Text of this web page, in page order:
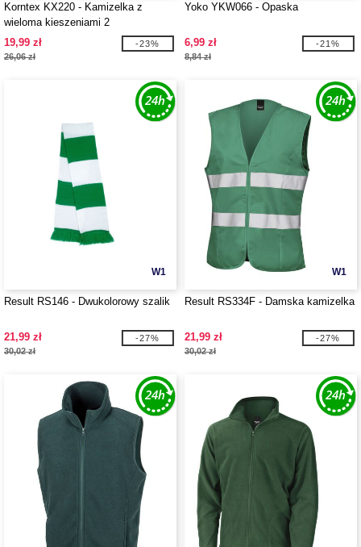
Korntex KX220 - Kamizelka z
wieloma kieszeniami 2
19,99 zł
26,06 zł
-23%
Yoko YKW066 - Opaska
6,99 zł
8,84 zł
-21%
W1
Result RS146 - Dwukolorowy szalik
21,99 zł
30,02 zł
-27%
W1
Result RS334F - Damska kamizelka
21,99 zł
30,02 zł
-27%